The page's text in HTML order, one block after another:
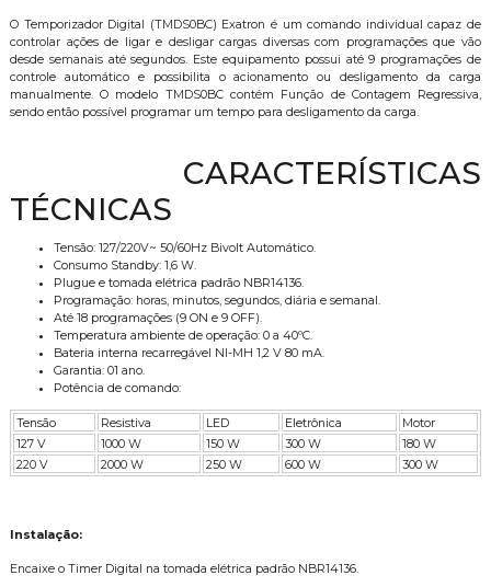
O Temporizador Digital (TMDS0BC) Exatron é um comando individual capaz de
controlar ações de ligar e desligar cargas diversas com programações que vão
desde semanais até segundos. Este equipamento possui até 9 programações de
controle automático e possibilita o acionamento ou desligamento da carga
manualmente. O modelo TMDS0BC contém Função de Contagem Regressiva,
sendo então possível programar um tempo para desligamento da carga.
CARACTERÍSTICAS
TÉCNICAS
Tensão: 127/220V~ 50/60Hz Bivolt Automático.
Consumo Standby: 1,6 W.
Plugue e tomada elétrica padrão NBR14136.
Programação: horas, minutos, segundos, diária e semanal.
Até 18 programações (9 ON e 9 OFF).
Temperatura ambiente de operação: 0 a 40ºC.
Bateria interna recarregável NI-MH 1,2 V 80 mA.
Garantia: 01 ano.
Potência de comando:
Tensão Resistiva LED Eletrônica
Motor
127 V
1000 W 150 W 300 W
180 W
220 V
2000 W 250 W 600 W 300 W
Instalação:
Encaixe o Timer Digital na tomada elétrica padrão NBR14136.